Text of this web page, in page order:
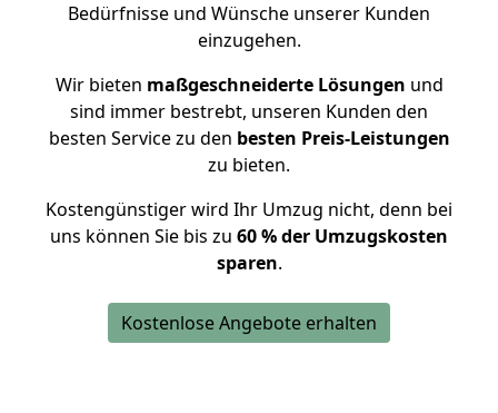
Bedürfnisse und Wünsche unserer Kunden
einzugehen.
Wir bieten maßgeschneiderte Lösungen und
sind immer bestrebt, unseren Kunden den
besten Service zu den besten Preis-Leistungen
zu bieten.
Kostengünstiger wird Ihr Umzug nicht, denn bei
uns können Sie bis zu 60 % der Umzugskosten
sparen.
Kostenlose Angebote erhalten